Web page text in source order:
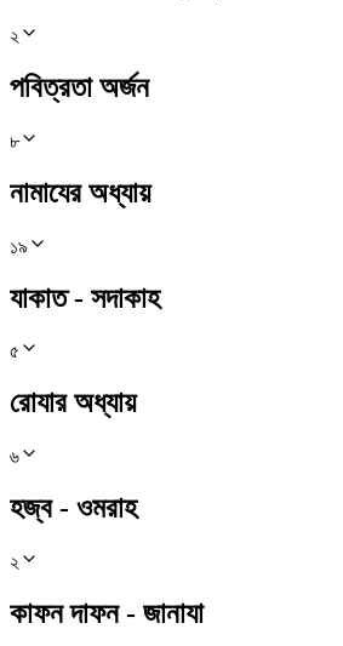
২
পবিত্রতা অর্জন
৮
নামাযের অধ্যায়
১৯
যাকাত - সদাকাহ
৫
রোযার অধ্যায়
৬
হজ্ব - ওমরাহ
২
কাফন দাফন - জানাযা